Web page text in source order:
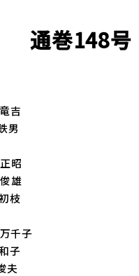
通巻148号
吉
男
昭
俊雄
初枝
万千子
子
夫